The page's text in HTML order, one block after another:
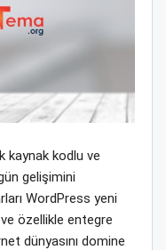
kaynak kodlu ve
gelişimini
WordPress yeni
özellikle entegre
dünyasını domine